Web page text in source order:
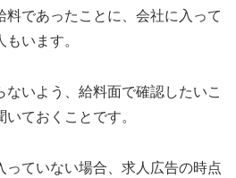
料であったことに、会社に入って
います。
いよう、給料面で確認したいこ
ておくことです。
っていない場合、求人広告の時点